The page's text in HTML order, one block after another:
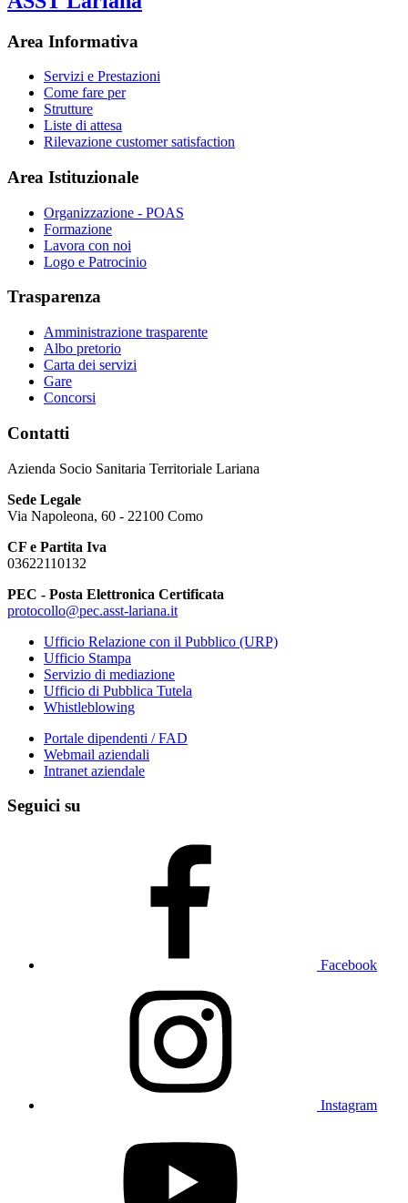
Area Informativa
Servizi e Prestazioni
Come fare per
Strutture
Liste di attesa
Rilevazione customer satisfaction
Area Istituzionale
Organizzazione - POAS
Formazione
Lavora con noi
Logo e Patrocinio
Trasparenza
Amministrazione trasparente
Albo pretorio
Carta dei servizi
Gare
Concorsi
Contatti
Azienda Socio Sanitaria Territoriale Lariana
Sede Legale
Via Napoleona, 60 - 22100 Como
CF e Partita Iva
03622110132
PEC - Posta Elettronica Certificata
protocollo@pec.asst-lariana.it
Ufficio Relazione con il Pubblico (URP)
Ufficio Stampa
Servizio di mediazione
Ufficio di Pubblica Tutela
Whistleblowing
Portale dipendenti / FAD
Webmail aziendali
Intranet aziendale
Seguici su
Facebook
Instagram